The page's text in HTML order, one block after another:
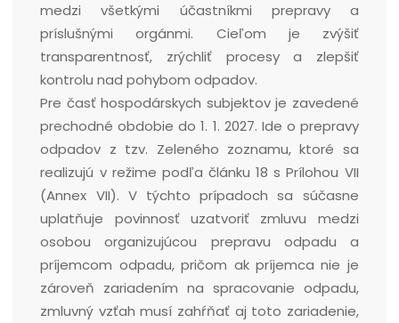
medzi všetkými účastníkmi prepravy a
príslušnými orgánmi. Cieľom je zvýšiť
transparentnosť, zrýchliť procesy a zlepšiť
kontrolu nad pohybom odpadov.
Pre časť hospodárskych subjektov je zavedené
prechodné obdobie do 1. 1. 2027. Ide o prepravy
odpadov z tzv. Zeleného zoznamu, ktoré sa
realizujú v režime podľa článku 18 s Prílohou VII
(Annex VII). V týchto prípadoch sa súčasne
uplatňuje povinnosť uzatvoriť zmluvu medzi
osobou organizujúcou prepravu odpadu a
príjemcom odpadu, pričom ak príjemca nie je
zároveň zariadením na spracovanie odpadu,
zmluvný vzťah musí zahŕňať aj toto zariadenie,